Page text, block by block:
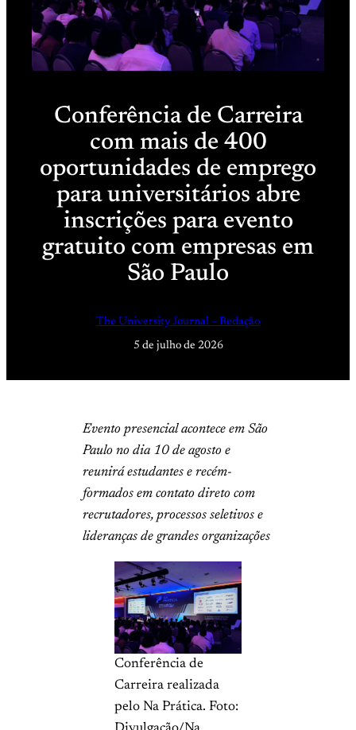
Conferência de Carreira
com mais de 400
oportunidades de emprego
para universitários abre
inscrições para evento
gratuito com empresas em
São Paulo
The University Journal – Redação
5 de julho de 2026
Evento presencial acontece em São
Paulo no dia 10 de agosto e
reunirá estudantes e recém-
formados em contato direto com
recrutadores, processos seletivos e
lideranças de grandes organizações
Conferência de
Carreira realizada
pelo Na Prática. Foto: